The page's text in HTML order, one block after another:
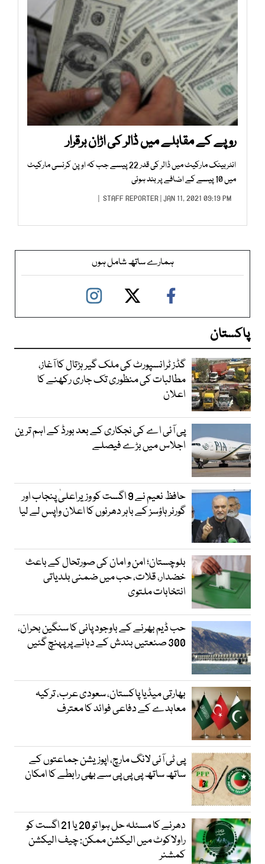
روپے کے مقابلے میں ڈالر کی اڑان برقرار
انٹربینک مارکیٹ میں ڈالر کی قدر 22 پیسے جب کہ اوپن کرنسی مارکیٹ
میں 10 پیسے کے اضافے پر بند ہوئی
STAFF REPORTER| JAN 11, 2021 09:19 PM |
ہمارے ساتھ شامل ہوں
پاکستان
گڈز ٹرانسپورٹ کی ملک گیر ہڑتال کا آغاز،
مطالبات کی منظوری تک جاری رکھنے کا
اعلان
پی آئی اے کی نجکاری کے بعد بورڈ کے اہم ترین
اجلاس میں بڑے فیصلے
حافظ نعیم نے 9 اگست کو وزیراعلیٰ پنجاب اور
گورنر ہاؤسز کے باہر دھرنوں کا اعلان واپس لے لیا
بلوچستان؛ امن و امان کی صورتحال کے باعث
خضدار، قلات، حب میں ضمنی بلدیاتی
انتخابات ملتوی
حب ڈیم بھرنے کے باوجود پانی کا سنگین بحران،
300 صنعتیں بندش کے دہانے پر پہنچ گئیں
بھارتی میڈیا پاکستان، سعودی عرب، ترکیہ
معاہدے کے دفاعی فوائد کا معترف
پی ٹی آئی لانگ مارچ، اپوزیشن جماعتوں کے
ساتھ ساتھ پی پی پی سے بھی رابطے کا امکان
دھرنے کا مسئلہ حل ہوا تو 20 یا 21 اگست کو
راولاکوٹ میں الیکشن ممکن: چیف الیکشن
کمشنر